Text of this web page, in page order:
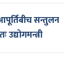
सन्तुलन
उद्योगमन्त्री